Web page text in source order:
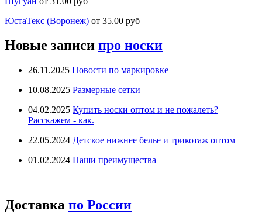
ЮстаТекс (Воронеж) от 35.00 руб
Новые записи про носки
26.11.2025 Новости по маркировке
10.08.2025 Размерные сетки
04.02.2025 Купить носки оптом и не пожалеть?
Расскажем - как.
22.05.2024 Детское нижнее белье и трикотаж оптом
01.02.2024 Наши преимущества
Доставка по России